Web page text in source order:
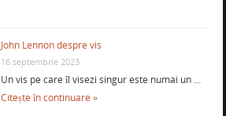
John Lennon despre vis
16 septembrie 2023
Un vis pe care îl visezi singur este numai un …
Citește în continuare »